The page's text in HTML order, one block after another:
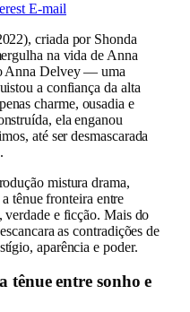
E-mail
criada por Shonda
na vida de Anna
Anna Delvey — uma
a confiança da alta
charme, ousadia e
ela enganou
até ser desmascarada
mistura drama,
tênue fronteira entre
verdade e ficção. Mais do
as contradições de
aparência e poder.
tênue entre sonho e